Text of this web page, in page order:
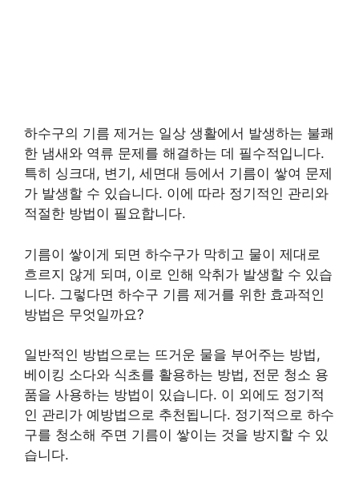
하수구의 기름 제거는 일상 생활에서 발생하는 불쾌
한 냄새와 역류 문제를 해결하는 데 필수적입니다.
특히 싱크대, 변기, 세면대 등에서 기름이 쌓여 문제
가 발생할 수 있습니다. 이에 따라 정기적인 관리와
적절한 방법이 필요합니다.
기름이 쌓이게 되면 하수구가 막히고 물이 제대로
흐르지 않게 되며, 이로 인해 악취가 발생할 수 있습
니다. 그렇다면 하수구 기름 제거를 위한 효과적인
방법은 무엇일까요?
일반적인 방법으로는 뜨거운 물을 부어주는 방법,
베이킹 소다와 식초를 활용하는 방법, 전문 청소 용
품을 사용하는 방법이 있습니다. 이 외에도 정기적
인 관리가 예방법으로 추천됩니다. 정기적으로 하수
구를 청소해 주면 기름이 쌓이는 것을 방지할 수 있
습니다.